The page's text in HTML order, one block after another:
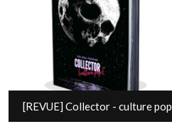
[REVUE] Collector - culture pop